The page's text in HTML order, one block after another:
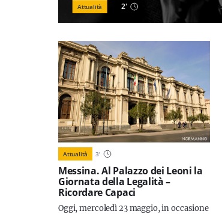
Attualità 2'
Attualità 3'
Messina. Al Palazzo dei Leoni la
Giornata della Legalità –
Ricordare Capaci
Oggi, mercoledì 23 maggio, in occasione